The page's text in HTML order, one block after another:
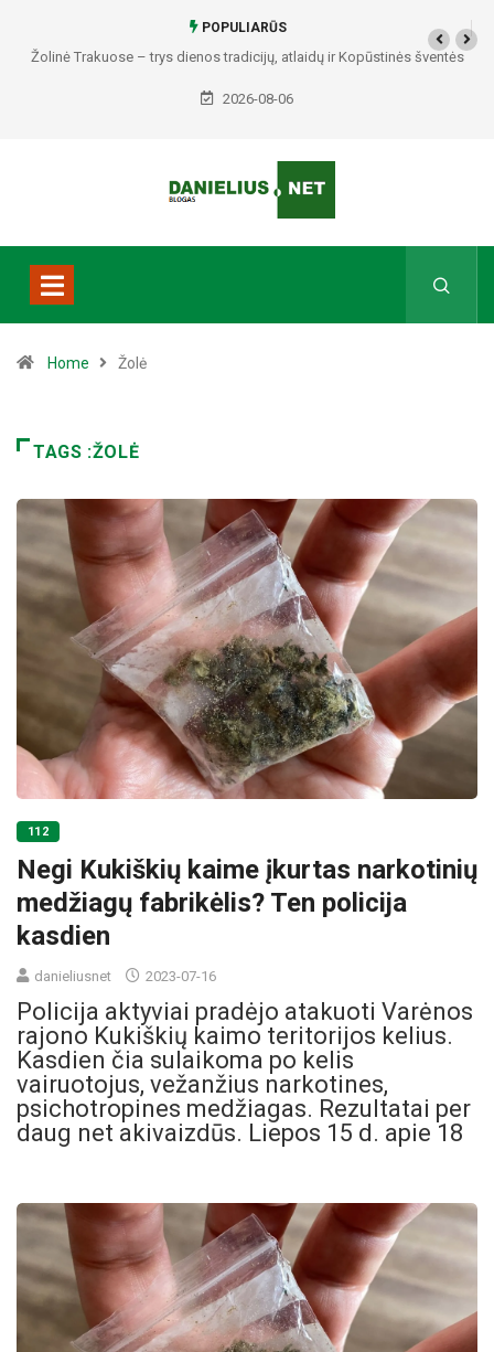
POPULIARŪS
Žolinė Trakuose – trys dienos tradicijų, atlaidų ir Kopūstinės šventės
2026-08-06
Home Žolė
TAGS :ŽOLĖ
112
Negi Kukiškių kaime įkurtas narkotinių
medžiagų fabrikėlis? Ten policija
kasdien
danieliusnet 2023-07-16
Policija aktyviai pradėjo atakuoti Varėnos
rajono Kukiškių kaimo teritorijos kelius.
Kasdien čia sulaikoma po kelis
vairuotojus, vežanžius narkotines,
psichotropines medžiagas. Rezultatai per
daug net akivaizdūs. Liepos 15 d. apie 18